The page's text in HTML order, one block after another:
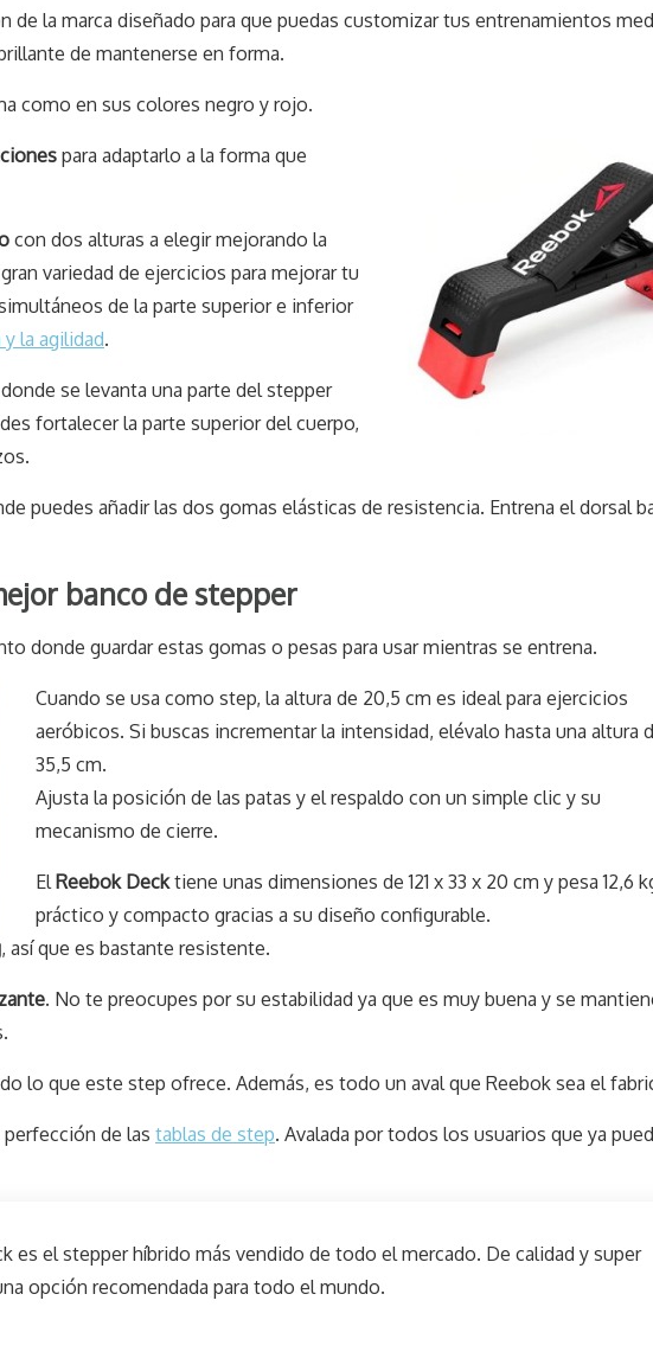
de la marca diseñado para que puedas customizar tus entrenamientos
de mantenerse en forma.
como en sus colores negro y rojo.
para adaptarlo a la forma que
con dos alturas a elegir mejorando la
variedad de ejercicios para mejorar tu
de la parte superior e inferior
la agilidad.
donde se levanta una parte del stepper
fortalecer la parte superior del cuerpo,
puedes añadir las dos gomas elásticas de resistencia. Entrena el dorsal
banco de stepper
donde guardar estas gomas o pesas para usar mientras se entrena.
Cuando se usa como step, la altura de 20,5 cm es ideal para ejercicios
aeróbicos. Si buscas incrementar la intensidad, elévalo hasta una altura
35,5 cm.
Ajusta la posición de las patas y el respaldo con un simple clic y su
mecanismo de cierre.
El Reebok Decktiene unas dimensiones de 121 x 33 x 20 cm y pesa 12,6
práctico y compacto gracias a su diseño configurable.
, así que es bastante resistente.
. No te preocupes por su estabilidad ya que es muy buena y se
lo que este step ofrece. Además, es todo un aval que Reebok sea el
de las tablas de step. Avalada por todos los usuarios que ya
es el stepper híbrido más vendido de todo el mercado. De calidad y super
opción recomendada para todo el mundo.